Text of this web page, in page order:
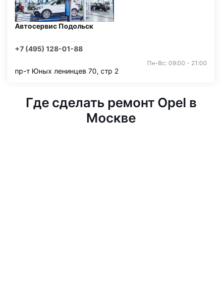
Автосервис Подольск
+7 (495) 128-01-88
Пн-Вс: 09:00 - 21:00
пр-т Юных ленинцев 70, стр 2
Где сделать ремонт Opel в
Москве